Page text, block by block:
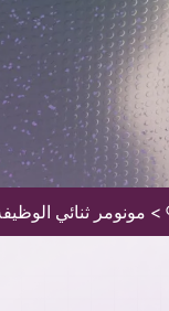
مونومر ثنائي